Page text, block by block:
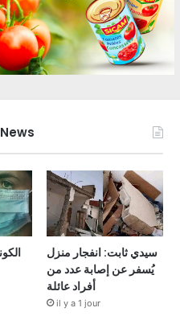
سيدي ثابت: انفجار منزل
يُسفر عن إصابة عدد من
أفراد عائلة
il y a 1 jour